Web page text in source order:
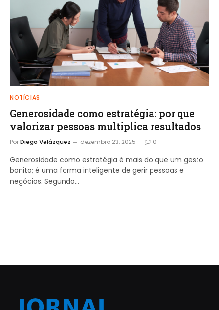
NOTÍCIAS
Generosidade como estratégia: por que
valorizar pessoas multiplica resultados
PorDiego Velázquez dezembro 23, 2025 0
Generosidade como estratégia é mais do que um gesto
bonito; é uma forma inteligente de gerir pessoas e
negócios. Segundo…